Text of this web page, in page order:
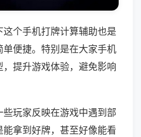
个手机打牌计算辅助也是
便捷。特别是在大家手机
提升游戏体验，避免影响
玩家反映在游戏中遇到部
拿到好牌，甚至好像能看